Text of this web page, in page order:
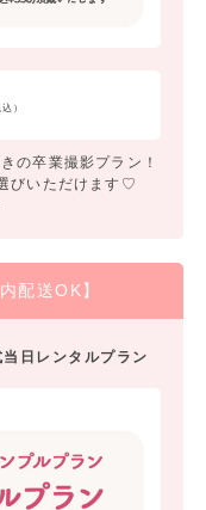
）
の卒業撮影プラン！
びいただけます♡
配送OK】
日レンタルプラン